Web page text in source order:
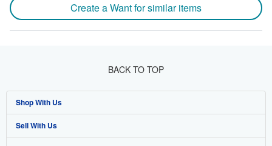
Create a Want for similar items
BACK TO TOP
Shop With Us
Advanced Search
Sell With Us